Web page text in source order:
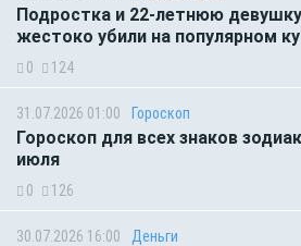
Подростка и 22-летнюю
жестоко убили на популярном
0 124
31.07.2026 01:00 Гороскоп
Гороскоп для всех знаков
июля
0 126
30.07.2026 16:00 Деньги